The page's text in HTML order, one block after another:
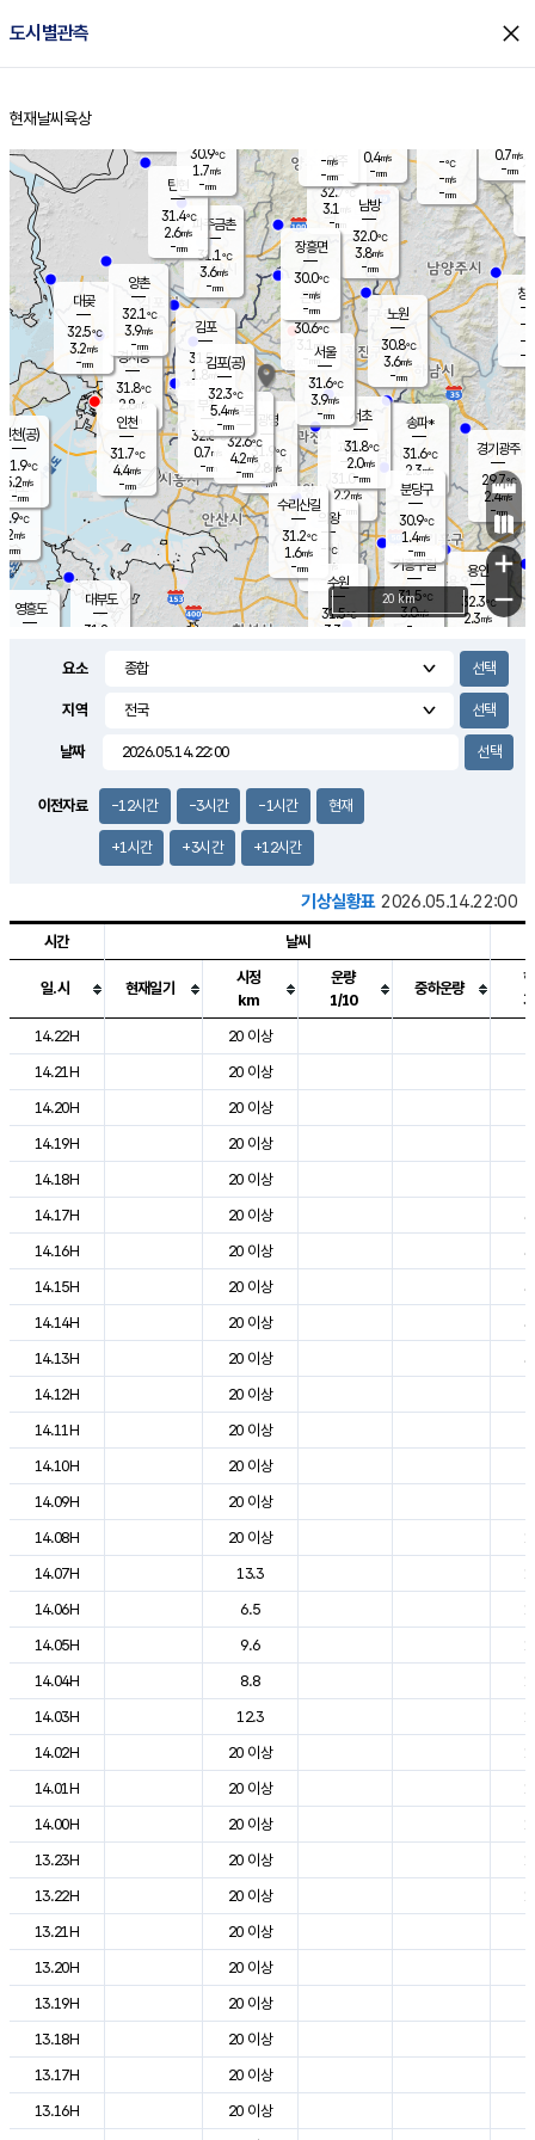
도시별관측 close
홈
현재날씨 육상
의도
℃
m/s
mm
영흥도
양주
32.7℃
3.1
-mm
과천
31.0℃
2.2m/s
- mm
용인
32.3℃
2.3m/s
경기광주
29.7℃
2.4m/s
-mm
3.2m/s
대부도
31.8
경서동
31.8℃
2.8 m/s
-mm
파주금촌
31.1℃
3.6m/s
-mm
-℃
-m/s
-mm
대곶
32.5℃
3.2m/s
-mm
창
-
-m/
-
탄현
31.4℃
2.6m/s
-mm
0.7m/s
-mm
의왕
- ℃
m/s
mm
김포
31.5℃
1.8 m/s
mm
광명
31.9 ℃
2.8 m/s
-mm
부천
32.8℃
0.7m/s
-mm
양촌
32.1℃
3.9m/s
-mm
구로
32.6℃
4.2m/s
-mm
은평
30.6℃
3.1 m/s
- mm
노원
30.8℃
3.6m/s
-mm
송파*
31.6℃
2.3m/s
-mm
서초
31.8℃
2.0m/s
-mm
남방
32.0℃
3.8m/s
-mm
기흥구갈
31.5℃
3.0m/s
-
수리산길
31.2℃
1.6m/s
-mm
분당구
30.9℃
1.4m/s
-mm
장흥면
30.0℃
-m/s
-mm
-m/s
-mm
인천(공)
31.9℃
5.2m/s
-mm
김포(공)
32.3℃
5.4m/s
-mm
수원
31.5℃
3.3 m/s
인천
31.7℃
4.4m/s
-mm
서울
31.6℃
3.9m/s
-mm
30.9℃
1.7m/s
-mm
0.4m/s
-mm
+
−
20 km
요소
지역
날짜
이전자료 -12시간 -3시간 -1시간 현재
+1시간 +3시간 +12시간
기상실황표 2026.05.14.22:00
도시별 기상실황표로 지점, 날씨, 기온, 강수, 바람, 기압등을 안내한 표입
시간 날씨
일.시 현재일기
시정
km
운량
1/10
중하운량
14.22H
20 이상
14.21H
20 이상
14.20H
20 이상
14.19H
20 이상
14.18H
20 이상
14.17H
20 이상
14.16H
20 이상
14.15H
20 이상
14.14H
20 이상
14.13H
20 이상
14.12H
20 이상
14.11H
20 이상
14.10H
20 이상
14.09H
20 이상
14.08H
20 이상
14.07H
13.3
14.06H
6.5
14.05H
9.6
14.04H
8.8
14.03H
12.3
14.02H
20 이상
14.01H
20 이상
14.00H
20 이상
13.23H
20 이상
13.22H
20 이상
13.21H
20 이상
13.20H
20 이상
13.19H
20 이상
13.18H
20 이상
13.17H
20 이상
13.16H
20 이상